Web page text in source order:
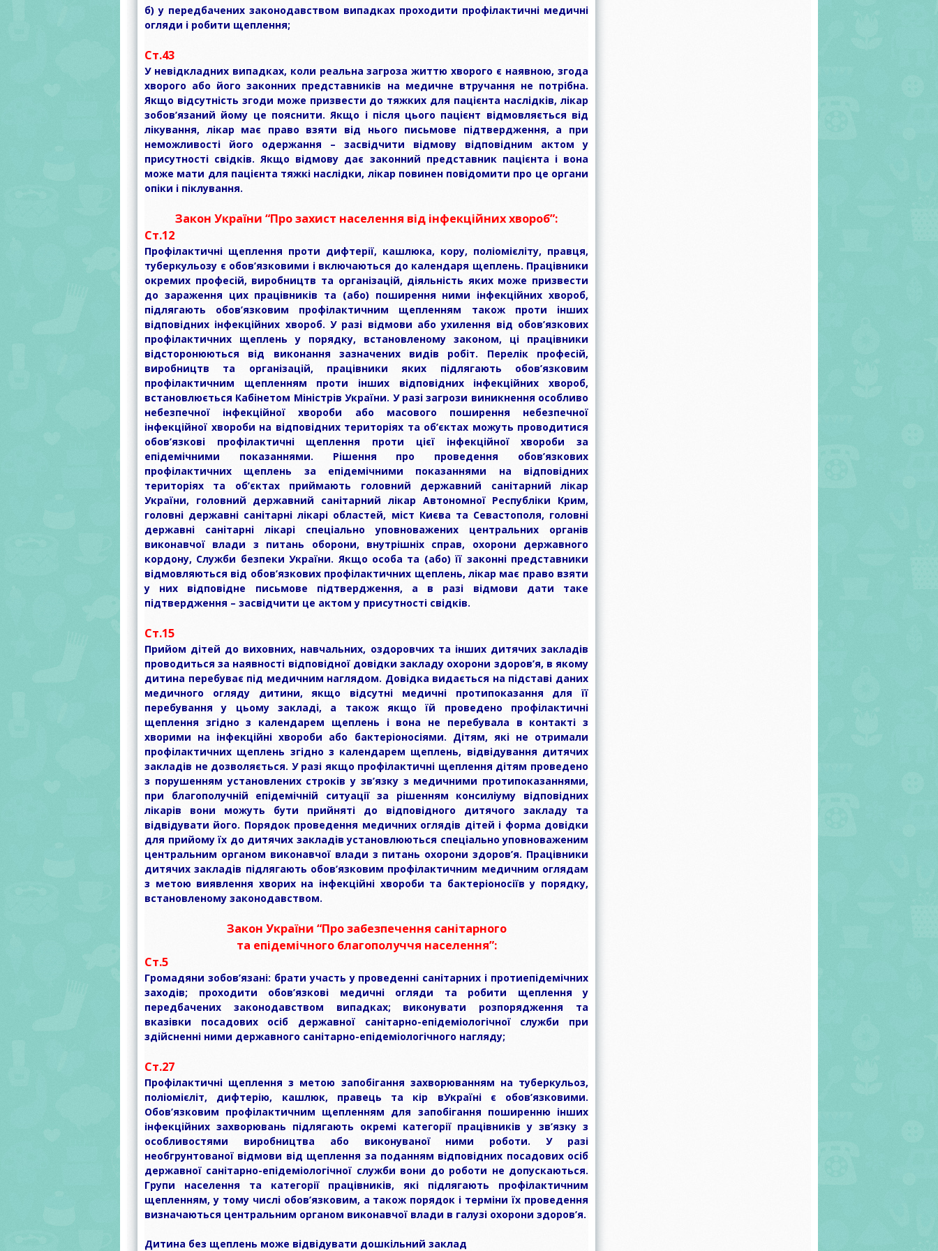
б) у передбачених законодавством випадках проходити профілактичні медичні
огляди і робити щеплення;
Ст.43
У невідкладних випадках, коли реальна загроза життю хворого є наявною, згода
хворого або його законних представників на медичне втручання не потрібна.
Якщо відсутність згоди може призвести до тяжких для пацієнта наслідків, лікар
зобов’язаний йому це пояснити. Якщо і після цього пацієнт відмовляється від
лікування, лікар має право взяти від нього письмове підтвердження, а при
неможливості його одержання – засвідчити відмову відповідним актом у
присутності свідків. Якщо відмову дає законний представник пацієнта і вона
може мати для пацієнта тяжкі наслідки, лікар повинен повідомити про це органи
опіки і піклування.
Закон України “Про захист населення від інфекційних хвороб”:
Ст.12
Профілактичні щеплення проти дифтерії, кашлюка, кору, поліомієліту, правця,
туберкульозу є обов’язковими і включаються до календаря щеплень. Працівники
окремих професій, виробництв та організацій, діяльність яких може призвести
до зараження цих працівників та (або) поширення ними інфекційних хвороб,
підлягають обов’язковим профілактичним щепленням також проти інших
відповідних інфекційних хвороб. У разі відмови або ухилення від обов’язкових
профілактичних щеплень у порядку, встановленому законом, ці працівники
відсторонюються від виконання зазначених видів робіт. Перелік професій,
виробництв та організацій, працівники яких підлягають обов’язковим
профілактичним щепленням проти інших відповідних інфекційних хвороб,
встановлюється Кабінетом Міністрів України. У разі загрози виникнення особливо
небезпечної інфекційної хвороби або масового поширення небезпечної
інфекційної хвороби на відповідних територіях та об’єктах можуть проводитися
обов’язкові профілактичні щеплення проти цієї інфекційної хвороби за
епідемічними показаннями. Рішення про проведення обов’язкових
профілактичних щеплень за епідемічними показаннями на відповідних
територіях та об’єктах приймають головний державний санітарний лікар
України, головний державний санітарний лікар Автономної Республіки Крим,
головні державні санітарні лікарі областей, міст Києва та Севастополя, головні
державні санітарні лікарі спеціально уповноважених центральних органів
виконавчої влади з питань оборони, внутрішніх справ, охорони державного
кордону, Служби безпеки України. Якщо особа та (або) її законні представники
відмовляються від обов’язкових профілактичних щеплень, лікар має право взяти
у них відповідне письмове підтвердження, а в разі відмови дати таке
підтвердження – засвідчити це актом у присутності свідків.
Ст.15
Прийом дітей до виховних, навчальних, оздоровчих та інших дитячих закладів
проводиться за наявності відповідної довідки закладу охорони здоров’я, в якому
дитина перебуває під медичним наглядом. Довідка видається на підставі даних
медичного огляду дитини, якщо відсутні медичні протипоказання для її
перебування у цьому закладі, а також якщо їй проведено профілактичні
щеплення згідно з календарем щеплень і вона не перебувала в контакті з
хворими на інфекційні хвороби або бактеріоносіями. Дітям, які не отримали
профілактичних щеплень згідно з календарем щеплень, відвідування дитячих
закладів не дозволяється. У разі якщо профілактичні щеплення дітям проведено
з порушенням установлених строків у зв’язку з медичними протипоказаннями,
при благополучній епідемічній ситуації за рішенням консиліуму відповідних
лікарів вони можуть бути прийняті до відповідного дитячого закладу та
відвідувати його. Порядок проведення медичних оглядів дітей і форма довідки
для прийому їх до дитячих закладів установлюються спеціально уповноваженим
центральним органом виконавчої влади з питань охорони здоров’я. Працівники
дитячих закладів підлягають обов’язковим профілактичним медичним оглядам
з метою виявлення хворих на інфекційні хвороби та бактеріоносіїв у порядку,
встановленому законодавством.
Закон України “Про забезпечення санітарного
та епідемічного благополуччя населення”:
Ст.5
Громадяни зобов’язані: брати участь у проведенні санітарних і протиепідемічних
заходів; проходити обов’язкові медичні огляди та робити щеплення у
передбачених законодавством випадках; виконувати розпорядження та
вказівки посадових осіб державної санітарно-епідеміологічної служби при
здійсненні ними державного санітарно-епідеміологічного нагляду;
Ст.27
Профілактичні щеплення з метою запобігання захворюванням на туберкульоз,
поліомієліт, дифтерію, кашлюк, правець та кір вУкраїні є обов’язковими.
Обов’язковим профілактичним щепленням для запобігання поширенню інших
інфекційних захворювань підлягають окремі категорії працівників у зв’язку з
особливостями виробництва або виконуваної ними роботи. У разі
необгрунтованої відмови від щеплення за поданням відповідних посадових осіб
державної санітарно-епідеміологічної служби вони до роботи не допускаються.
Групи населення та категорії працівників, які підлягають профілактичним
щепленням, у тому числі обов’язковим, а також порядок і терміни їх проведення
визначаються центральним органом виконавчої влади в галузі охорони здоров’я.
Дитина без щеплень може відвідувати дошкільний заклад